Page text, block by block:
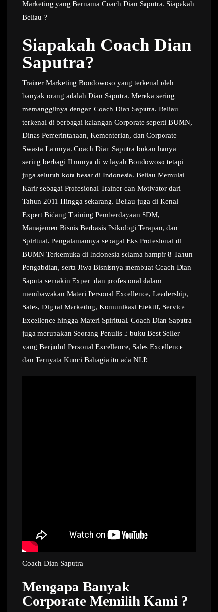
Marketing yang Bernama Coach Dian Saputra. Siapakah
Beliau ?
Siapakah Coach Dian
Saputra?
Trainer Marketing Bondowoso yang terkenal oleh
banyak orang adalah Dian Saputra. Mereka sering
memanggilnya dengan Coach Dian Saputra. Beliau
terkenal di berbagai kalangan Corporate seperti BUMN,
Dinas Pemerintahaan, Kementerian, dan Corporate
Swasta Lainnya. Coach Dian Saputra bukan hanya
sering berbagi Ilmunya di wilayah Bondowoso tetapi
juga seluruh kota besar di Indonesia. Beliau Memulai
Karir sebagai Profesional Trainer dan Motivator dari
Tahun 2011 Hingga sekarang. Beliau juga di Kenal
Expert Bidang Training Pemberdayaan SDM,
Manajemen Bisnis Berbasis Psikologi Terapan, dan
Spiritual. Pengalamannya sebagai Eks Profesional di
BUMN Terkemuka di Indonesia selama hampir 8 Tahun
Pengabdian, serta Jiwa Bisnisnya membuat Coach Dian
Saputa semakin Expert dan profesional dalam
membawakan Materi Personal Excellence, Leadership,
Sales, Digital Marketing, Komunikasi Efektif, Service
Excellence hingga Materi Spiritual. Coach Dian Saputra
juga merupakan Seorang Penulis 3 buku Best Seller
yang Berjudul Personal Excellence, Sales Excellence
dan Ternyata Kunci Bahagia itu ada NLP.
Coach Dian Saputra
Mengapa Banyak
Corporate Memilih Kami ?